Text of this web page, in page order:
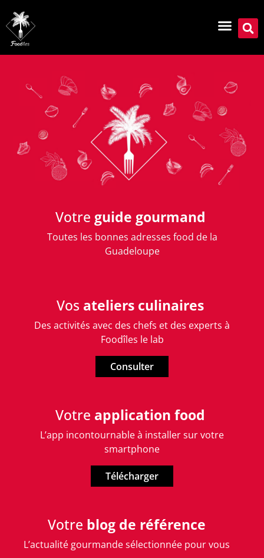
Votre guide gourmand
Toutes les bonnes adresses food de la
Guadeloupe
Vos ateliers culinaires
Des activités avec des chefs et des experts à
Foodîles le lab
Consulter
Votre application food
L’app incontournable à installer sur votre
smartphone
Télécharger
Votre blog de référence
L’actualité gourmande sélectionnée pour vous